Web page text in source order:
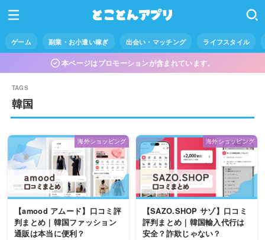
ゲーム 副業・お小遣い稼ぎ 出会い・マッチング ライフスタイル
本ページはプロモーションが含まれています。
韓国
海外ショッピング
【amood アムード】口コミ評
判まとめ｜韓国ファッション
通販は本当に便利？
海外ショッピング
【SAZO.SHOP サゾ】口コミ
評判まとめ｜韓国輸入代行は
安全？詐欺じゃない？